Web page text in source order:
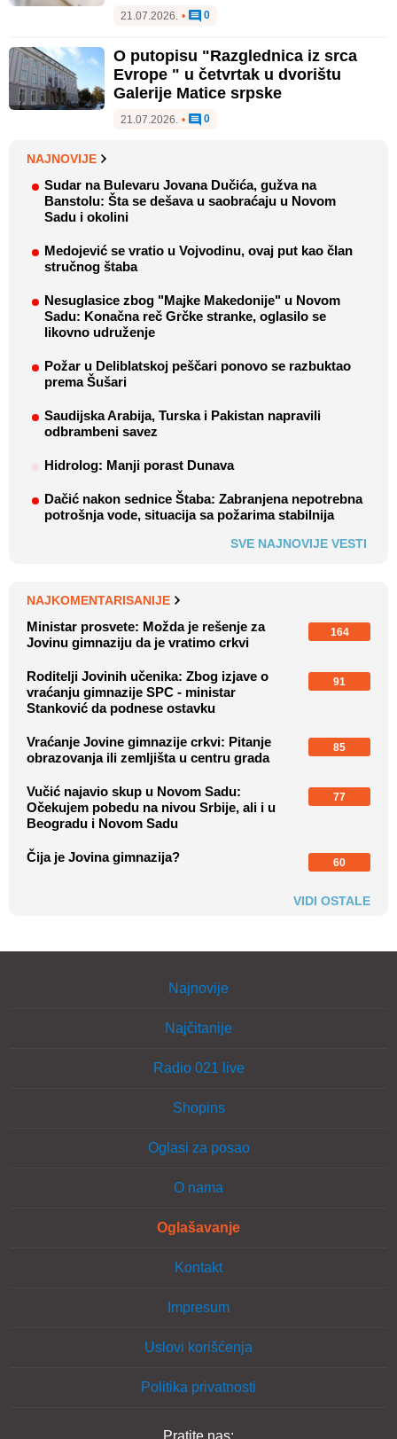
21.07.2026. • 0
O putopisu "Razglednica iz srca
Evrope " u četvrtak u dvorištu
Galerije Matice srpske
21.07.2026. • 0
NAJNOVIJE
Sudar na Bulevaru Jovana Dučića, gužva na
Banstolu: Šta se dešava u saobraćaju u Novom
Sadu i okolini
Medojević se vratio u Vojvodinu, ovaj put kao član
stručnog štaba
Nesuglasice zbog "Majke Makedonije" u Novom
Sadu: Konačna reč Grčke stranke, oglasilo se
likovno udruženje
Požar u Deliblatskoj peščari ponovo se razbuktao
prema Šušari
Saudijska Arabija, Turska i Pakistan napravili
odbrambeni savez
Hidrolog: Manji porast Dunava
Dačić nakon sednice Štaba: Zabranjena nepotrebna
potrošnja vode, situacija sa požarima stabilnija
SVE NAJNOVIJE VESTI
NAJKOMENTARISANIJE
Ministar prosvete: Možda je rešenje za
Jovinu gimnaziju da je vratimo crkvi
164
Roditelji Jovinih učenika: Zbog izjave o
vraćanju gimnazije SPC - ministar
Stanković da podnese ostavku
91
Vraćanje Jovine gimnazije crkvi: Pitanje
obrazovanja ili zemljišta u centru grada
85
Vučić najavio skup u Novom Sadu:
Očekujem pobedu na nivou Srbije, ali i u
Beogradu i Novom Sadu
77
Čija je Jovina gimnazija? 60
VIDI OSTALE
Najnovije
Najčitanije
Radio 021 live
Shopins
Oglasi za posao
O nama
Oglašavanje
Kontakt
Impresum
Uslovi korišćenja
Politika privatnosti